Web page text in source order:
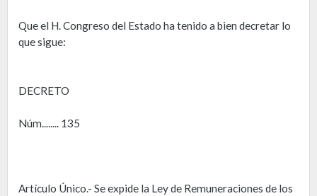
Que el H. Congreso del Estado ha tenido a bien decretar lo
que sigue:
DECRETO
Núm........ 135
Artículo Único.- Se expide la Ley de Remuneraciones de los